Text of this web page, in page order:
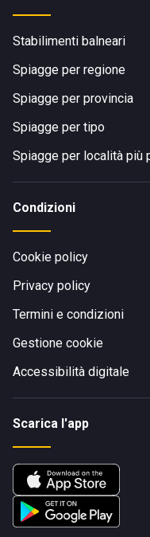
Stabilimenti balneari
Spiagge per regione
Spiagge per provincia
Spiagge per tipo
Spiagge per località più
Condizioni
Cookie policy
Privacy policy
Termini e condizioni
Gestione cookie
Accessibilità digitale
Scarica l'app